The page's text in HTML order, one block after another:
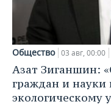
Общество 03 авг, 00:00
Азат Зиганшин:
граждан и науки
экологическому